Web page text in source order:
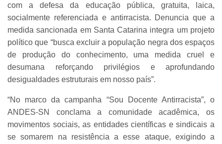
com a defesa da educação pública, gratuita, laica,
socialmente referenciada e antirracista. Denuncia que a
medida sancionada em Santa Catarina integra um projeto
político que “busca excluir a população negra dos espaços
de produção do conhecimento, uma medida cruel e
desumana reforçando privilégios e aprofundando
desigualdades estruturais em nosso país”.
“No marco da campanha “Sou Docente Antirracista”, o
ANDES-SN conclama a comunidade acadêmica, os
movimentos sociais, as entidades científicas e sindicais a
se somarem na resistência a esse ataque, exigindo a